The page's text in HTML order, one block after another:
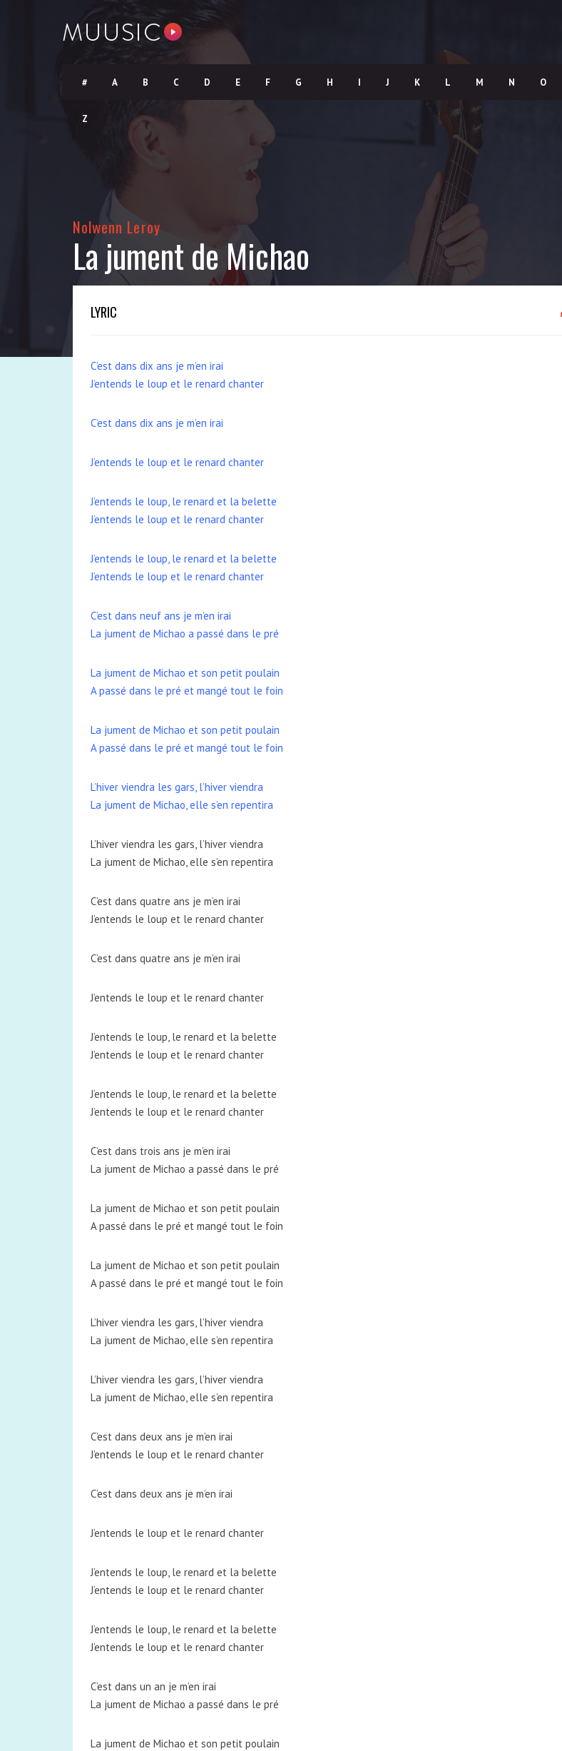
# A B C D E F G H I J K L M N O
Z
Nolwenn Leroy
La jument de Michao
LYRIC
C’est dans dix ans je m’en irai
J’entends le loup et le renard chanter
C’est dans dix ans je m’en irai
J’entends le loup et le renard chanter
J’entends le loup, le renard et la belette
J’entends le loup et le renard chanter
J’entends le loup, le renard et la belette
J’entends le loup et le renard chanter
C’est dans neuf ans je m’en irai
La jument de Michao a passé dans le pré
La jument de Michao et son petit poulain
A passé dans le pré et mangé tout le foin
La jument de Michao et son petit poulain
A passé dans le pré et mangé tout le foin
L’hiver viendra les gars, l’hiver viendra
La jument de Michao, elle s’en repentira
L’hiver viendra les gars, l’hiver viendra
La jument de Michao, elle s’en repentira
C’est dans quatre ans je m’en irai
J’entends le loup et le renard chanter
C’est dans quatre ans je m’en irai
J’entends le loup et le renard chanter
J’entends le loup, le renard et la belette
J’entends le loup et le renard chanter
J’entends le loup, le renard et la belette
J’entends le loup et le renard chanter
C’est dans trois ans je m’en irai
La jument de Michao a passé dans le pré
La jument de Michao et son petit poulain
A passé dans le pré et mangé tout le foin
La jument de Michao et son petit poulain
A passé dans le pré et mangé tout le foin
L’hiver viendra les gars, l’hiver viendra
La jument de Michao, elle s’en repentira
L’hiver viendra les gars, l’hiver viendra
La jument de Michao, elle s’en repentira
C’est dans deux ans je m’en irai
J’entends le loup et le renard chanter
C’est dans deux ans je m’en irai
J’entends le loup et le renard chanter
J’entends le loup, le renard et la belette
J’entends le loup et le renard chanter
J’entends le loup, le renard et la belette
J’entends le loup et le renard chanter
C’est dans un an je m’en irai
La jument de Michao a passé dans le pré
La jument de Michao et son petit poulain